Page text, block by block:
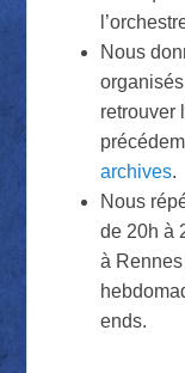
Nous
retrouver
archives.
Nous
de 20h à
à
ends.